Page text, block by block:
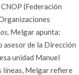
(Federación
Melgar apunta:
asesor de la Dirección
unidad Manuel
líneas, Melgar refiere